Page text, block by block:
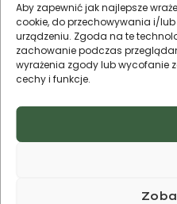
Aby zapewnić jak najlepsze
cookie, do przechowywania i/
urządzeniu. Zgoda na te
zachowanie podczas
wyrażenia zgody lub wycofanie
cechy i funkcje.Zatrzymaj
w
Weekend z Winnicą
które łączy w sobie
niepowtarzalne smaki. To